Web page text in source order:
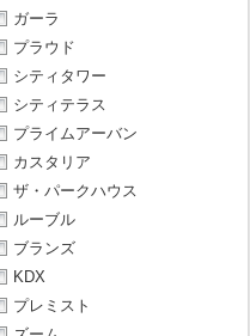
ガーラ
プラウド
シティタワー
シティテラス
プライムアーバン
カスタリア
ザ・パークハウス
ルーブル
ブランズ
KDX
プレミスト